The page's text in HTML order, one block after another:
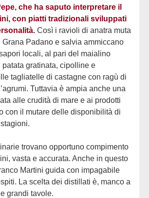
che ha saputo interpretare il
con piatti tradizionali sviluppati
Così i ravioli di anatra muta
Padano e salvia ammiccano
locali, al pari del maialino
gratinata, cipolline e
tagliatelle di castagne con ragù di
Tuttavia è ampia anche una
alle crudità di mare e ai prodotti
con il mutare delle disponibilità di
vasta e accurata. Anche in questo
Martini guida con impagabile
La scelta dei distillati è, manco a
grandi tavole.